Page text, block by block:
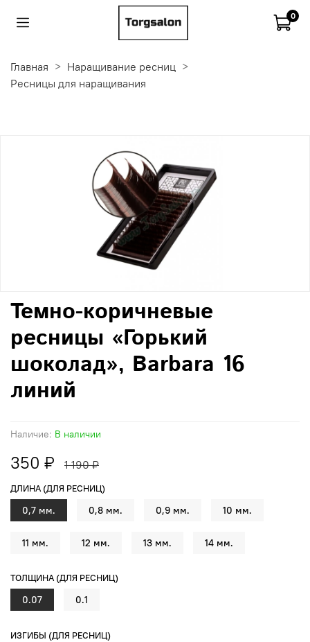
0
Главная
Наращивание ресниц
Ресницы для наращивания
Наличие: В наличии
Темно-коричневые
ресницы «Горький
шоколад», Barbara 16
линий
350 ₽ 1 190 ₽
ДЛИНА (ДЛЯ РЕСНИЦ)
0,7 мм. 0,8 мм. 0,9 мм. 10 мм.
11 мм. 12 мм. 13 мм. 14 мм.
ТОЛЩИНА (ДЛЯ РЕСНИЦ)
0.07 0.1
ИЗГИБЫ (ДЛЯ РЕСНИЦ)